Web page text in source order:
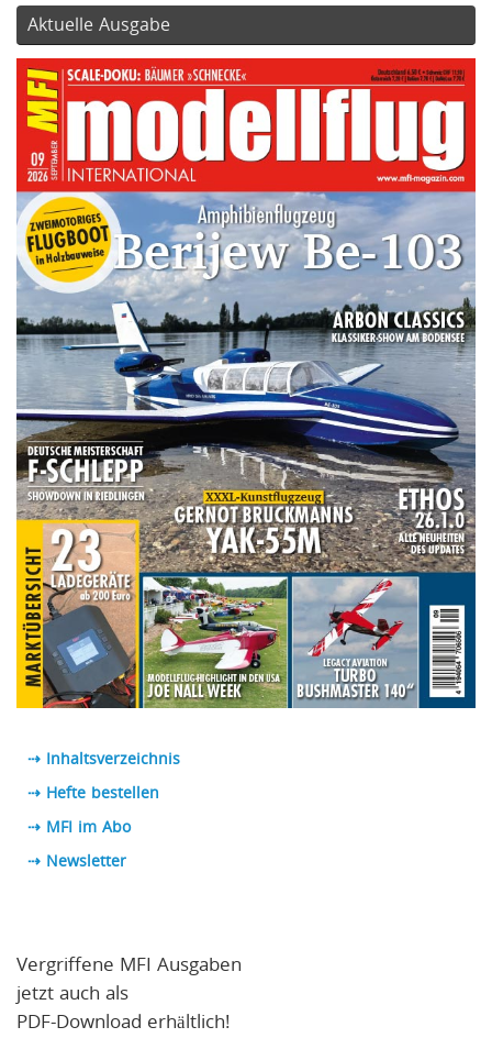
Aktuelle Ausgabe
⇢ Inhaltsverzeichnis
⇢ Hefte bestellen
⇢ MFI im Abo
⇢ Newsletter
Vergriffene MFI Ausgaben
jetzt auch als
PDF-Download erhältlich!